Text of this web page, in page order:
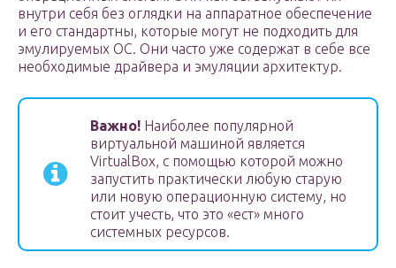
внутри себя без оглядки на аппаратное обеспечение
и его стандартны, которые могут не подходить для
эмулируемых ОС. Они часто уже содержат в себе все
необходимые драйвера и эмуляции архитектур.
Важно! Наиболее популярной
виртуальной машиной является
VirtualBox, с помощью которой можно
запустить практически любую старую
или новую операционную систему, но
стоит учесть, что это «ест» много
системных ресурсов.